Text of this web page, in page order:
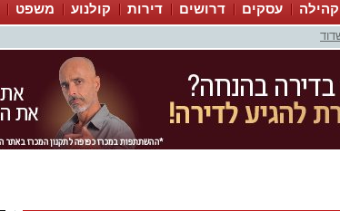
קהילה עסקים דרושים דירות קולנוע משפט